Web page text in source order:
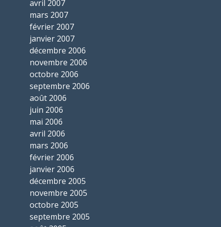
avril 2007
mars 2007
février 2007
janvier 2007
décembre 2006
novembre 2006
octobre 2006
septembre 2006
août 2006
juin 2006
mai 2006
avril 2006
mars 2006
février 2006
janvier 2006
décembre 2005
novembre 2005
octobre 2005
septembre 2005